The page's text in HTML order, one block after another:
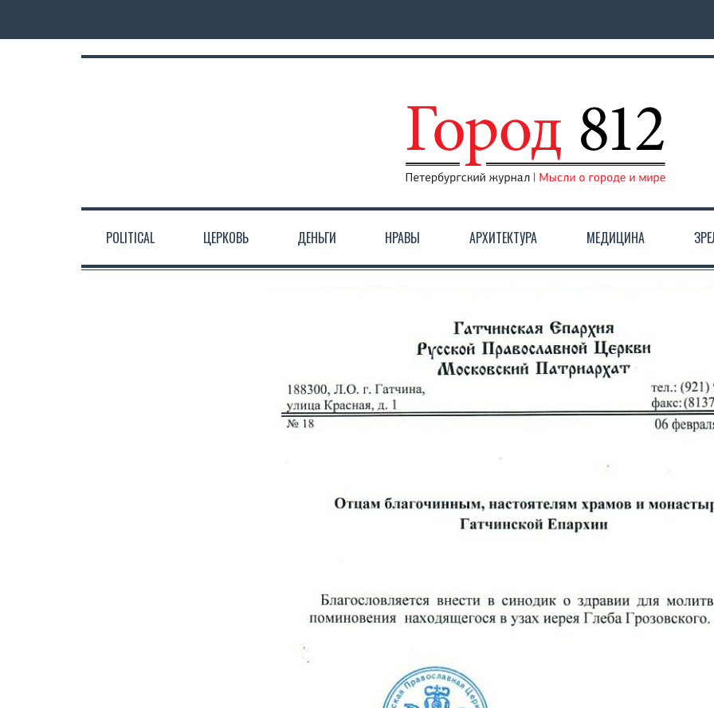
POLITICAL ЦЕРКОВЬ ДЕНЬГИ НРАВЫ АРХИТЕКТУРА МЕДИЦИНА